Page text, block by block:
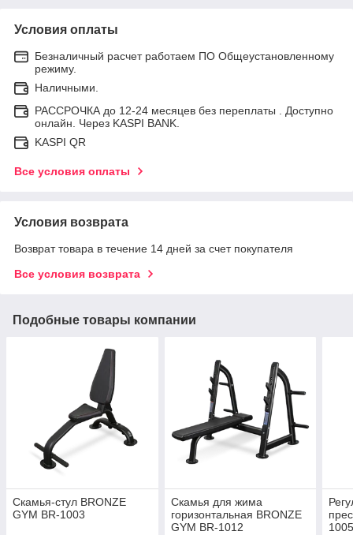
Условия оплаты
Безналичный расчет работаем ПО Общеустановленному
режиму.
Наличными.
РАССРОЧКА до 12-24 месяцев без переплаты . Доступно
онлайн. Через KASPI BANK.
KASPI QR
Все условия оплаты
Условия возврата
Возврат товара в течение 14 дней за счет покупателя
Все условия возврата
Подобные товары компании
Скамья-стул BRONZE
GYM BR-1003
Скамья для жима
горизонтальная BRONZE
GYM BR-1012